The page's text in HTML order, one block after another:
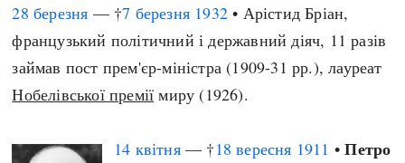
28 березня — †7 березня 1932 • Арістид Бріан,
французький політичний і державний діяч, 11 разів
займав пост прем'єр-міністра (1909-31 рр.), лауреат
Нобелівської премії миру (1926).
14 квітня— †18 вересня 1911 •Петро